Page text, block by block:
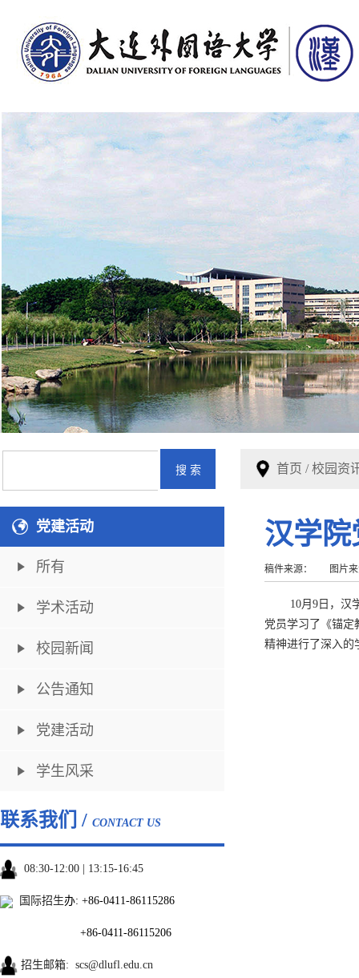
党建活动
所有
学术活动
校园新闻
公告通知
党建活动
学生风采
联系我们 / CONTACT US
08:30-12:00 | 13:15-16:45
国际招生办: +86-0411-86115286
+86-0411-86115206
招生邮箱: scs@dlufl.edu.cn
首页 /校园资
汉学
稿件来源： 图片来
10月9日，汉
党员学习了《锚
精神进行了深入的